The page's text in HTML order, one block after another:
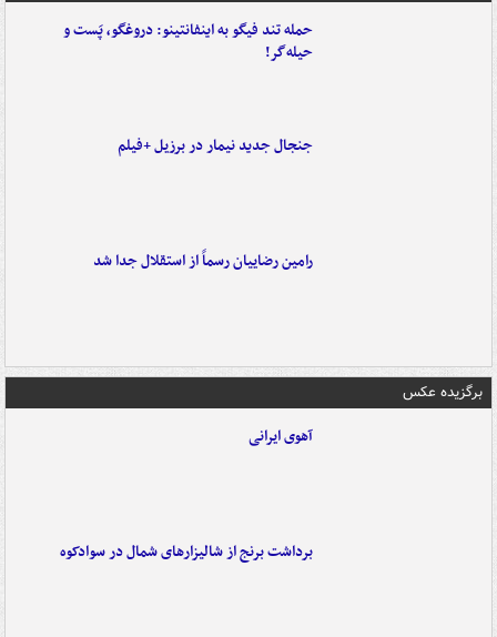
حمله تند فیگو به اینفانتینو: دروغگو، پَست‌ و
حیله‌گر!
جنجال جدید نیمار در برزیل +فیلم
رامین رضاییان رسماً از استقلال جدا شد
برگزیده عکس
آهوی ایرانی
برداشت برنج از شالیزارهای شمال در سوادکوه